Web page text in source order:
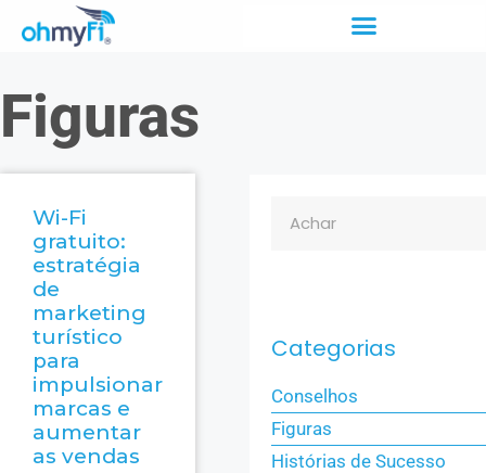
Figuras
Wi-Fi
gratuito:
estratégia
de
marketing
turístico
para
impulsionar
marcas e
aumentar
as vendas
Categorias
Conselhos
Figuras
Histórias de Sucesso